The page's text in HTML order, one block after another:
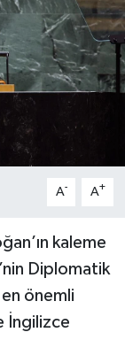
A- A+
kaleme
Diplomatik
en önemli
İngilizce